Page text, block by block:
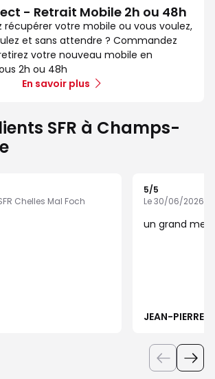
- Retrait Mobile 2h ou 48h
récupérer votre mobile ou vous voulez,
et sans attendre ? Commandez
votre nouveau mobile en
2h ou 48h
En savoir plus
SFR à Champs-
Chelles Mal Foch
5/5
Le 30/06/2026 -
un grand
JEAN-PIERRE L